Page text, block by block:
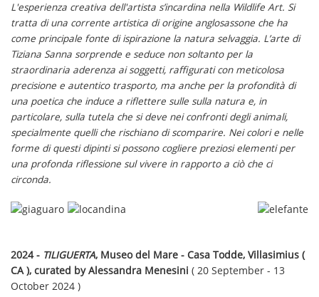
L'esperienza creativa dell'artista s’incardina nella Wildlife Art. Si
tratta di una corrente artistica di origine anglosassone che ha
come principale fonte di ispirazione la natura selvaggia. L’arte di
Tiziana Sanna sorprende e seduce non soltanto per la
straordinaria aderenza ai soggetti, raffigurati con meticolosa
precisione e autentico trasporto, ma anche per la profondità di
una poetica che induce a riflettere sulle sulla natura e, in
particolare, sulla tutela che si deve nei confronti degli animali,
specialmente quelli che rischiano di scomparire. Nei colori e nelle
forme di questi dipinti si possono cogliere preziosi elementi per
una profonda riflessione sul vivere in rapporto a ciò che ci
circonda.
2024 - TILIGUERTA, Museo del Mare - Casa Todde, Villasimius (
CA ), curated by Alessandra Menesini ( 20 September - 13
October 2024 )